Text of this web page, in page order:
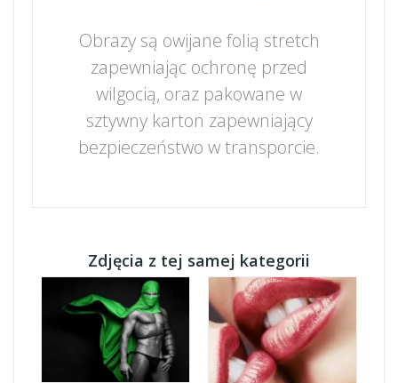
Obrazy są owijane folią stretch
zapewniając ochronę przed
wilgocią, oraz pakowane w
sztywny karton zapewniający
bezpieczeństwo w transporcie.
Zdjęcia z tej samej kategorii